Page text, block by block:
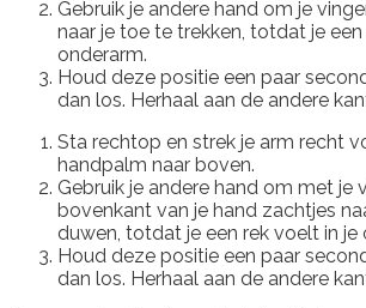
Gebruik je andere hand om je
naar je toe te trekken, totdat je
onderarm.
Houd deze positie een paar
dan los. Herhaal aan de andere
Sta rechtop en strek je arm recht
handpalm naar boven.
Gebruik je andere hand om met je
bovenkant van je hand zachtjes
duwen, totdat je een rek voelt in je
Houd deze positie een paar
dan los. Herhaal aan de andere